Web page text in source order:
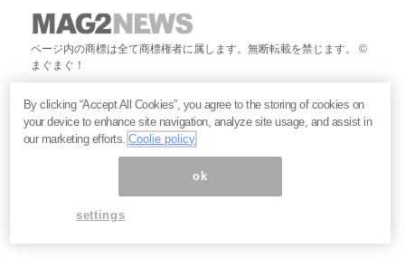
ページ内の商標は全て商標権者に属します。無断転載を禁じます。 ©
まぐまぐ！
By clicking “Accept All Cookies”, you agree to the storing of cookies on
your device to enhance site navigation, analyze site usage, and assist in
our marketing efforts.Coolie policy
ok
settings